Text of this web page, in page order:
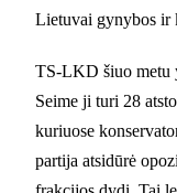
Lietuvai gynybos ir
TS-LKD šiuo metu
Seime ji turi 28
kuriuose
partija atsidūrė